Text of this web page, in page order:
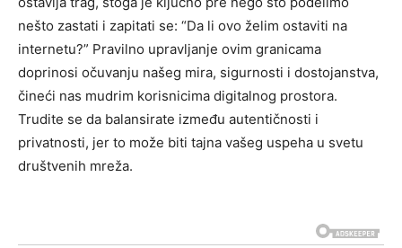
nešto zastati i zapitati se: “Da li ovo želim ostaviti na
internetu?” Pravilno upravljanje ovim granicama
doprinosi očuvanju našeg mira, sigurnosti i dostojanstva,
čineći nas mudrim korisnicima digitalnog prostora.
Trudite se da balansirate između autentičnosti i
privatnosti, jer to može biti tajna vašeg uspeha u svetu
društvenih mreža.